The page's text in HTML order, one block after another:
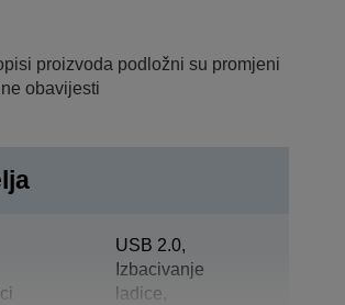
proizvoda podložni su promjeni
obavijesti
USB 2.0,
Izbacivanje
ladice,